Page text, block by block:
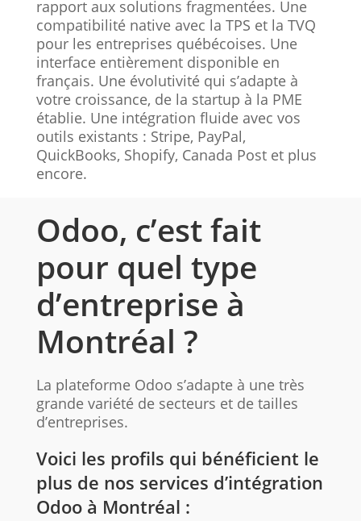
rapport aux solutions fragmentées. Une
compatibilité native avec la TPS et la TVQ
pour les entreprises québécoises. Une
interface entièrement disponible en
français. Une évolutivité qui s’adapte à
votre croissance, de la startup à la PME
établie. Une intégration fluide avec vos
outils existants : Stripe, PayPal,
QuickBooks, Shopify, Canada Post et plus
encore.
Odoo, c’est fait
pour quel type
d’entreprise à
Montréal ?
La plateforme Odoo s’adapte à une très
grande variété de secteurs et de tailles
d’entreprises.
Voici les profils qui bénéficient le
plus de nos services d’intégration
Odoo à Montréal :